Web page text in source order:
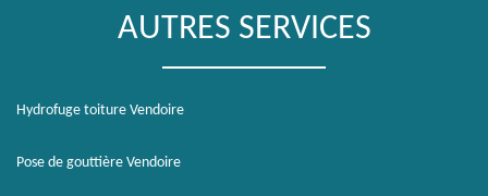
AUTRES SERVICES
Hydrofuge toiture Vendoire
Pose de gouttière Vendoire